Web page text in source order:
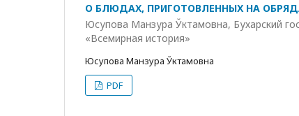
О БЛЮДАХ, ПРИГОТОВЛЕННЫХ НА
Юсупова Манзура Ўктамовна, Бухарский
«Всемирная история»
Юсупова Манзура Ўктамовна
PDF